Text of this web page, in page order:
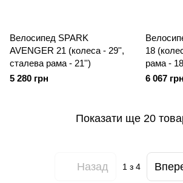
Велосипед SPARK
AVENGER 21 (колеса - 29'',
сталева рама - 21'')
5 280 грн
18
рама -
6 067 грн
Показати ще 20
Назад 1 з 4